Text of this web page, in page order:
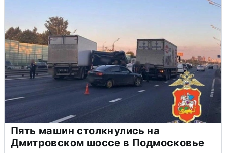
Пять машин столкнулись на
Дмитровском шоссе в Подмосковье